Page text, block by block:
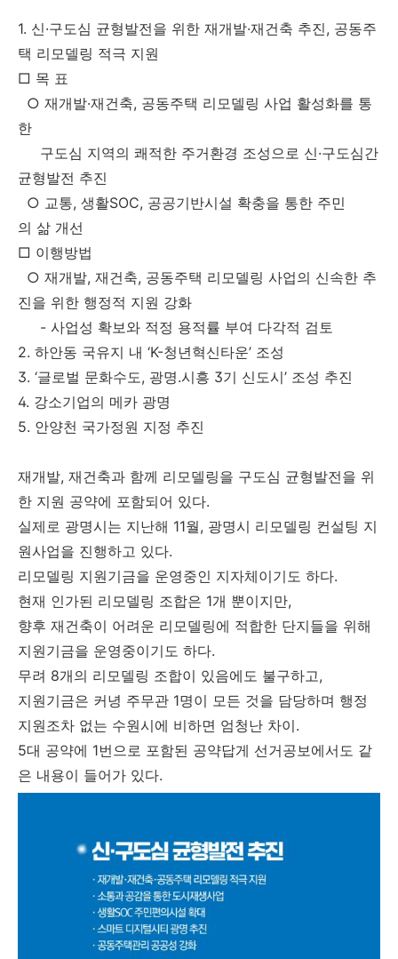
1. 신·구도심 균형발전을 위한 재개발·재건축 추진, 공동주
택 리모델링 적극 지원
□ 목 표
○ 재개발·재건축, 공동주택 리모델링 사업 활성화를 통
한
구도심 지역의 쾌적한 주거환경 조성으로 신·구도심간
균형발전 추진
○ 교통, 생활SOC, 공공기반시설 확충을 통한 주민
의 삶 개선
□ 이행방법
○ 재개발, 재건축, 공동주택 리모델링 사업의 신속한 추
진을 위한 행정적 지원 강화
- 사업성 확보와 적정 용적률 부여 다각적 검토
2. 하안동 국유지 내 ‘K-청년혁신타운’ 조성
3. ‘글로벌 문화수도, 광명.시흥 3기 신도시’ 조성 추진
4. 강소기업의 메카 광명
5. 안양천 국가정원 지정 추진
재개발, 재건축과 함께 리모델링을 구도심 균형발전을 위
한 지원 공약에 포함되어 있다.
실제로 광명시는 지난해 11월, 광명시 리모델링 컨설팅 지
원사업을 진행하고 있다.
리모델링 지원기금을 운영중인 지자체이기도 하다.
현재 인가된 리모델링 조합은 1개 뿐이지만,
향후 재건축이 어려운 리모델링에 적합한 단지들을 위해
지원기금을 운영중이기도 하다.
무려 8개의 리모델링 조합이 있음에도 불구하고,
지원기금은 커녕 주무관 1명이 모든 것을 담당하며 행정
지원조차 없는 수원시에 비하면 엄청난 차이.
5대 공약에 1번으로 포함된 공약답게 선거공보에서도 같
은 내용이 들어가 있다.